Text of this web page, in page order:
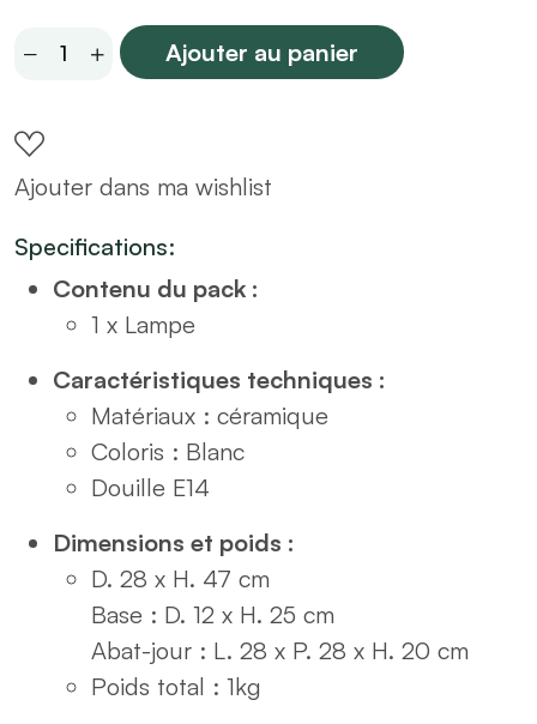
Lampe
céramique
blanche
quantity
Ajouter au panier
Ajouter dans ma wishlist
Specifications:
Contenu du pack :
1 x Lampe
Caractéristiques techniques :
Matériaux : céramique
Coloris : Blanc
Douille E14
Dimensions et poids :
D. 28 x H. 47 cm
Base : D. 12 x H. 25 cm
Abat-jour : L. 28 x P. 28 x H. 20 cm
Poids total : 1kg